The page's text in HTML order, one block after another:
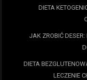
DIETA
JAK ZROBIĆ DESER:
DIETA
LECZENIE